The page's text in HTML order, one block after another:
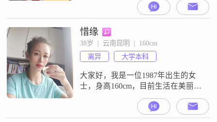
惜缘
38岁  |  云南昆明  |  160cm
离异
大学本科
大家好，我是一位1987年出生的女
士，身高160cm，目前生活在美丽的
昆明。我拥有大学本科学历，离异
带儿子生活，做餐饮管理工作。工
作之余我是幸福的见证者——婚礼